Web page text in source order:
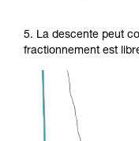
5. La descente peut
fractionnement est